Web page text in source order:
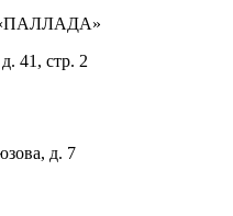
«ПАЛЛАДА»
41, стр. 2
д. 7